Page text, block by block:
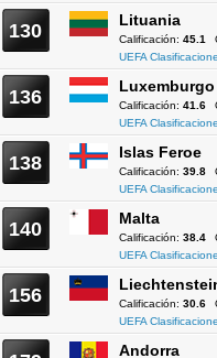
130 Lituania
Calificación: 45.1
UEFA
136 Luxemburgo
Calificación: 41.6
UEFA
138 Islas Feroe
Calificación: 39.8
UEFA
140 Malta
Calificación: 38.4
UEFA
156 Calificación: 30.6
UEFA
Andorra